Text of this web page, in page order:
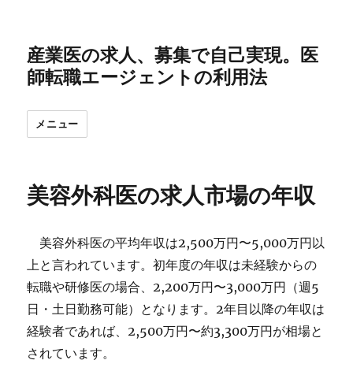
産業医の求人、募集で自己実現。医
師転職エージェントの利用法
メニュー
美容外科医の求人市場の年収
美容外科医の平均年収は2,500万円〜5,000万円以
上と言われています。初年度の年収は未経験からの
転職や研修医の場合、2,200万円〜3,000万円（週5
日・土日勤務可能）となります。2年目以降の年収は
経験者であれば、2,500万円〜約3,300万円が相場と
されています。